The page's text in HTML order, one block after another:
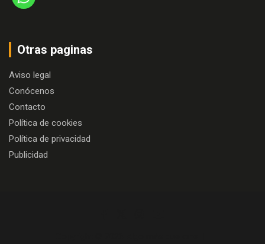
Otras paginas
Aviso legal
Conócenos
Contacto
Política de cookies
Política de privacidad
Publicidad